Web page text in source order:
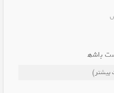
ب‍‌اش‍‌ه‍‌
بیشتر)